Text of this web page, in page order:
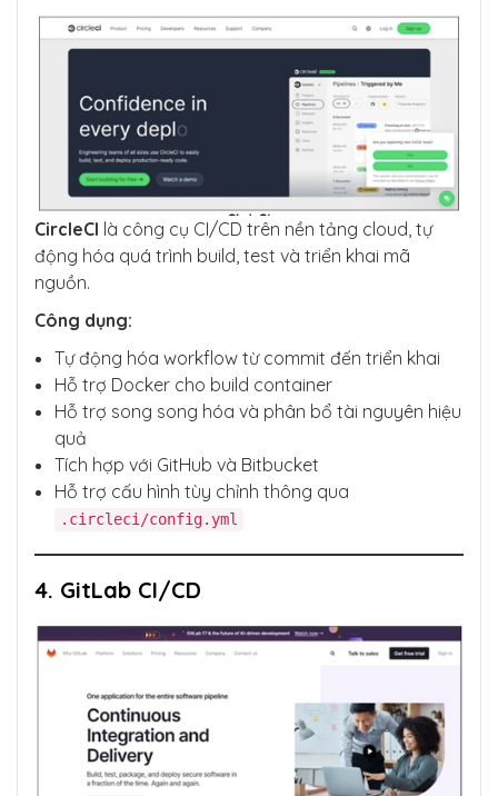
CircleCI là công cụ CI/CD trên nền tảng cloud, tự
động hóa quá trình build, test và triển khai mã
nguồn.
Công dụng:
Tự động hóa workflow từ commit đến triển khai
Hỗ trợ Docker cho build container
Hỗ trợ song song hóa và phân bổ tài nguyên hiệu
quả
Tích hợp với GitHub và Bitbucket
Hỗ trợ cấu hình tùy chỉnh thông qua
.circleci/config.yml
4. GitLab CI/CD